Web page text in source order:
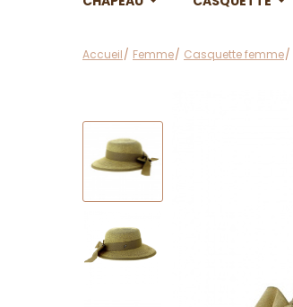
Accueil Femme Casquette femme